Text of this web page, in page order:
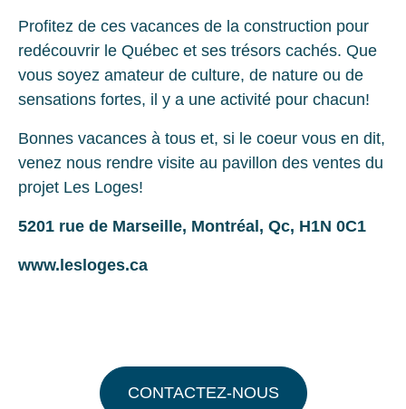
Profitez de ces vacances de la construction pour
redécouvrir le Québec et ses trésors cachés. Que
vous soyez amateur de culture, de nature ou de
sensations fortes, il y a une activité pour chacun!
Bonnes vacances à tous et, si le coeur vous en dit,
venez nous rendre visite au pavillon des ventes du
projet Les Loges!
5201 rue de Marseille, Montréal, Qc, H1N 0C1
www.lesloges.ca
CONTACTEZ-NOUS